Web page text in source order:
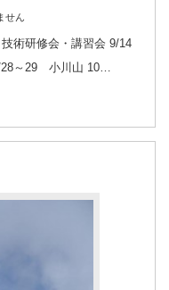
せん
術研修会・講習会 9/14
～29 小川山 10…